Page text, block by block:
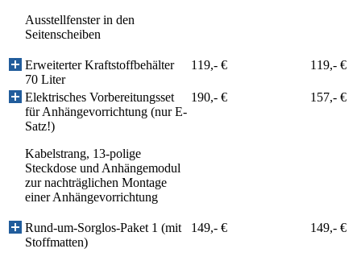
Ausstellfenster in den
Seitenscheiben
Erweiterter Kraftstoffbehälter
70 Liter
119,- € 119,- €
Elektrisches Vorbereitungsset
für Anhängevorrichtung (nur E-
Satz!)
Kabelstrang, 13-polige
Steckdose und Anhängemodul
zur nachträglichen Montage
einer Anhängevorrichtung
190,- € 157,- €
Rund-um-Sorglos-Paket 1 (mit
Stoffmatten)
149,- € 149,- €